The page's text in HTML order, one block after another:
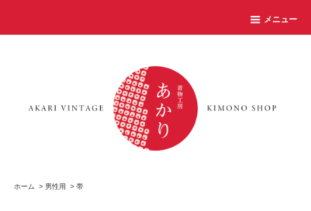
メニュー
ホーム > 男性用 > 帯